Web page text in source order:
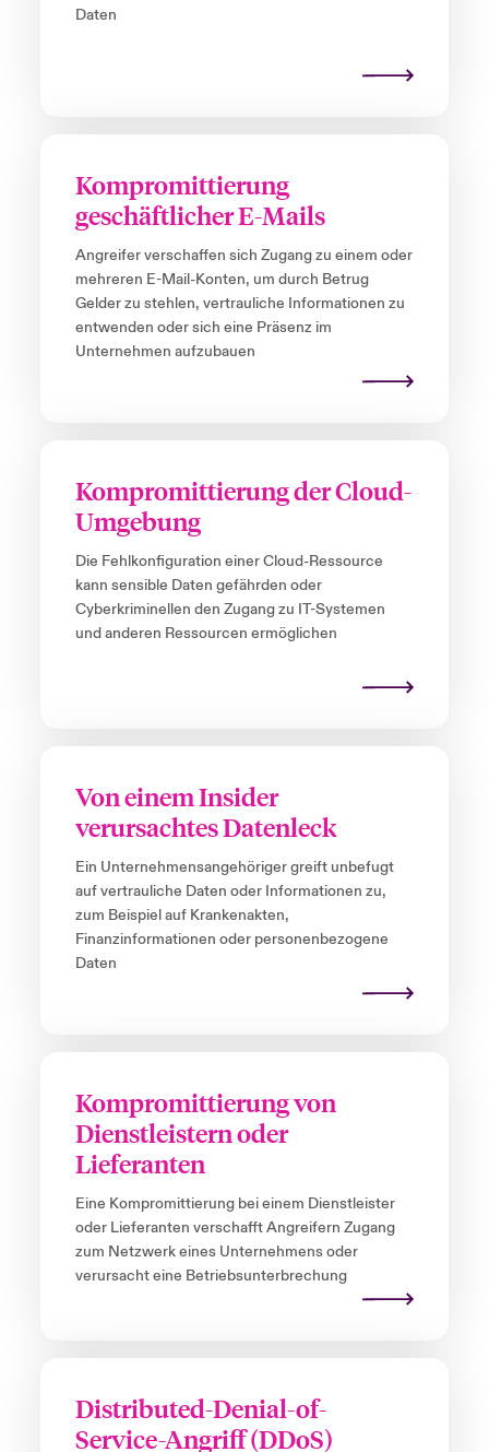
Daten
Kompromittierung
geschäftlicher E-Mails
Angreifer verschaffen sich Zugang zu einem oder
mehreren E-Mail-Konten, um durch Betrug
Gelder zu stehlen, vertrauliche Informationen zu
entwenden oder sich eine Präsenz im
Unternehmen aufzubauen
Kompromittierung der Cloud-
Umgebung
Die Fehlkonfiguration einer Cloud-Ressource
kann sensible Daten gefährden oder
Cyberkriminellen den Zugang zu IT-Systemen
und anderen Ressourcen ermöglichen
Von einem Insider
verursachtes Datenleck
Ein Unternehmensangehöriger greift unbefugt
auf vertrauliche Daten oder Informationen zu,
zum Beispiel auf Krankenakten,
Finanzinformationen oder personenbezogene
Daten
Kompromittierung von
Dienstleistern oder
Lieferanten
Eine Kompromittierung bei einem Dienstleister
oder Lieferanten verschafft Angreifern Zugang
zum Netzwerk eines Unternehmens oder
verursacht eine Betriebsunterbrechung
Distributed-Denial-of-
Service-Angriff (DDoS)